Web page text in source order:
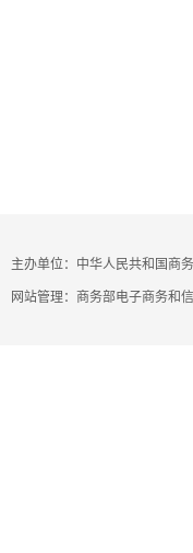
主办单位：中华人民共和国商
网站管理：商务部电子商务和